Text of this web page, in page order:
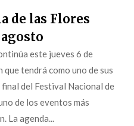
de las Flores
agosto
este jueves 6 de
tendrá como uno de sus
del Festival Nacional de
de los eventos más
La agenda...